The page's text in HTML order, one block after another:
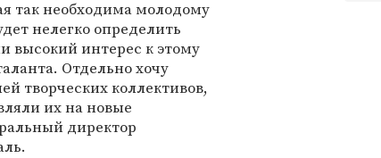
так необходима молодому
нелегко определить
высокий интерес к этому
Отдельно хочу
творческих коллективов,
их на новые
директор